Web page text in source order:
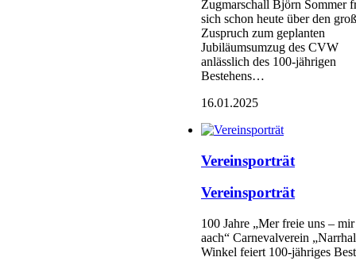
Zugmarschall Björn Sommer
sich schon heute über den
Zuspruch zum geplanten
Jubiläumsumzug des CVW
anlässlich des 100-jährigen
Bestehens…
16.01.2025
Vereinsporträt
Vereinsporträt
100 Jahre „Mer freie uns – mir
aach“ Carnevalverein
Winkel feiert 100-jähriges